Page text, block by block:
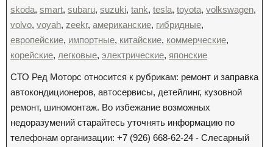
skoda, smart, subaru, suzuki, tank, tesla, toyota, volkswagen,
volvo, voyah, zeekr, американские, гибридные,
европейские, импортные, китайские, коммерческие,
корейские, легковые, электрические, японские
СТО Ред Моторс относится к рубрикам: ремонт и заправка
автокондиционеров, автосервисы, детейлинг, кузовной
ремонт, шиномонтаж. Во избежание возможных
недоразумений старайтесь уточнять информацию по
телефонам организации: +7 (926) 668-62-24 - Слесарный